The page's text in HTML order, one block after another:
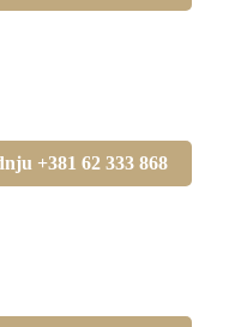
+381 62 333 868